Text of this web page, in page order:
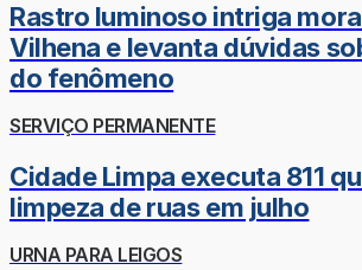
Rastro luminoso intriga
Vilhena e levanta dúvidas
do fenômeno
SERVIÇO PERMANENTE
Cidade Limpa executa 811
limpeza de ruas em julho
URNA PARA LEIGOS